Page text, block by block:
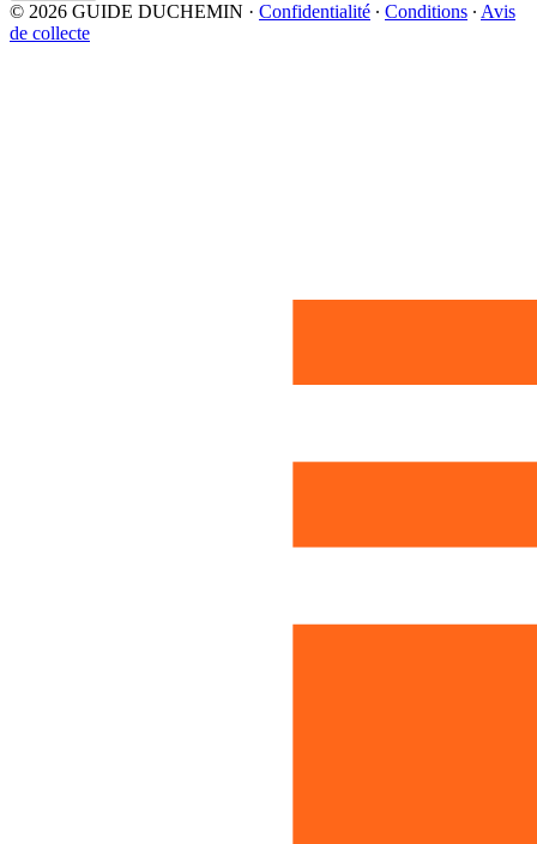
© 2026 GUIDE DUCHEMIN · Confidentialité ∙ Conditions ∙ Avis
de collecte